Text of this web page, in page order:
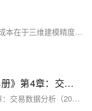
数字孪生项目费用从几十万到数千万不等，核心成本在于三维建模精度与数据打通深度。基础展示型侧重可视化，工业级需系统集成与算法支持，城市级则涉及大规模扫描、仿真与定制引擎开发。建模等级（LOD）、数据获取难度和渲染方式是影响价格三大变量。预算50万内可选轻量化方案，200万以上可实现生产联动与智能决策。#数字孪生 #webgl开发 #软件外包公司
《区块链公链数据分析简易速速上手小册》第4章：交易数据分析（2024 最新版）（上）
《区块链公链数据分析简易速速上手小册》第4章：交易数据分析（2024 最新版）（上）